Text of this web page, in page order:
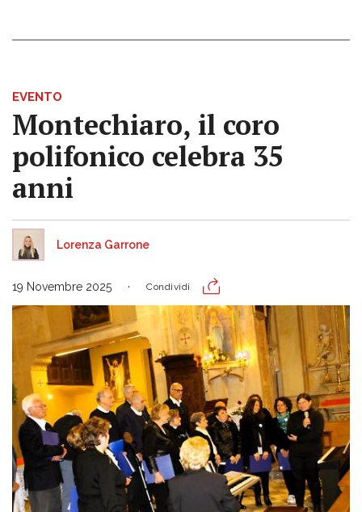
EVENTO
Montechiaro, il coro
polifonico celebra 35
anni
Lorenza Garrone
19 Novembre 2025 Condividi